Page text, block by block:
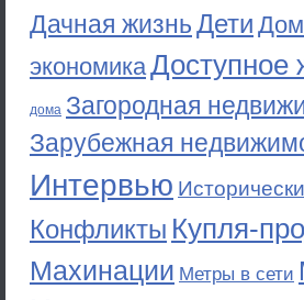
Дачная жизньДети
экономикаДоступное
дома Загородная
Зарубежная
Интервью
Конфликты Купля-
Махинации Метры в сети